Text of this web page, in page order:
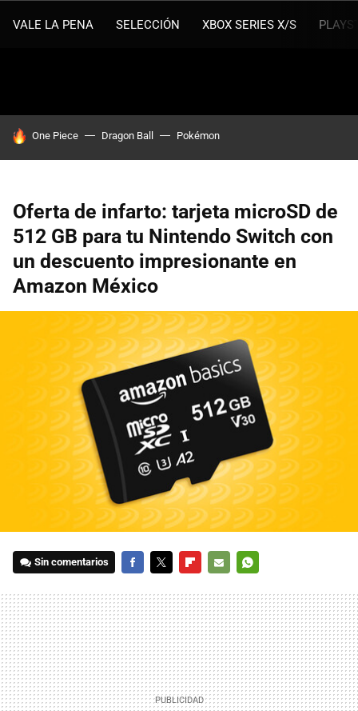
VALE LA PENA SELECCIÓN XBOX SERIES X/S
HOY SE HABLA DE
One Piece Dragon Ball Pokémon
Oferta de infarto: tarjeta microSD de
512 GB para tu Nintendo Switch con
un descuento impresionante en
Amazon México
Sin comentarios
MAIL